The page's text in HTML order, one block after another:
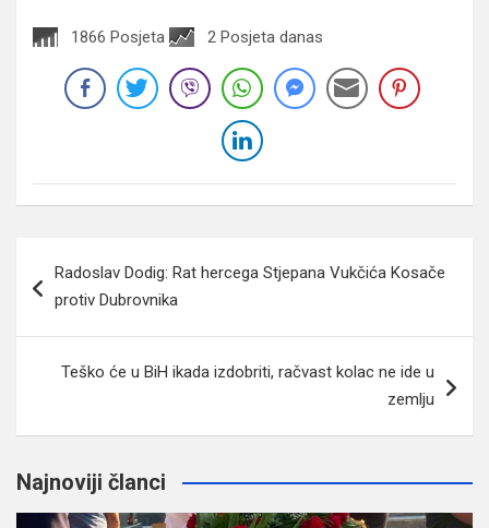
1866 Posjeta 2 Posjeta danas
članaka
Radoslav Dodig: Rat hercega Stjepana Vukčića Kosače
protiv Dubrovnika
Teško će u BiH ikada izdobriti, račvast kolac ne ide u
zemlju
Najnoviji članci